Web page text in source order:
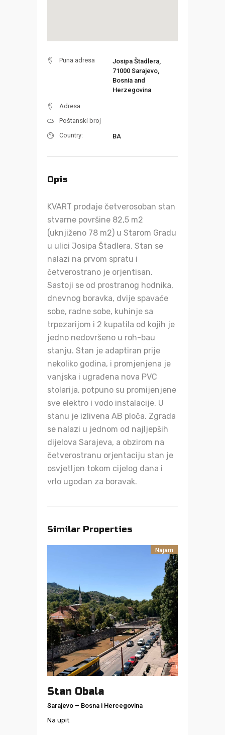
Puna adresa
Josipa Štadlera,
71000 Sarajevo,
Bosnia and
Herzegovina
Adresa
Poštanski broj
Country:
BA
Opis
KVART prodaje četverosoban stan
stvarne površine 82,5 m2
(uknjiženo 78 m2) u Starom Gradu
u ulici Josipa Štadlera. Stan se
nalazi na prvom spratu i
četverostrano je orjentisan.
Sastoji se od prostranog hodnika,
dnevnog boravka, dvije spavaće
sobe, radne sobe, kuhinje sa
trpezarijom i 2 kupatila od kojih je
jedno nedovršeno u roh-bau
stanju. Stan je adaptiran prije
nekoliko godina, i promjenjena je
vanjska i ugrađena nova PVC
stolarija, potpuno su promijenjene
sve elektro i vodo instalacije. U
stanu je izlivena AB ploča. Zgrada
se nalazi u jednom od najljepših
dijelova Sarajeva, a obzirom na
četverostranu orjentaciju stan je
osvjetljen tokom cijelog dana i
vrlo ugodan za boravak.
Similar Properties
Najam
Stan Obala
Sarajevo – Bosna i Hercegovina
Na upit